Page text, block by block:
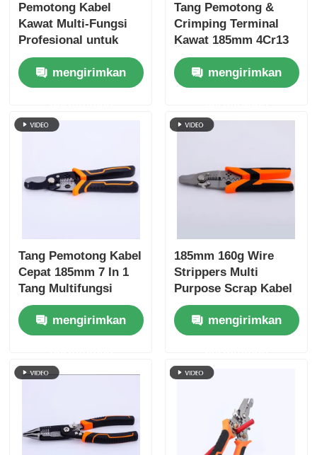
Berita
Quote request suatu
Tang Kombinasi
Tang Hidung Panjang
TANG PEMOTONG AKHIR
Pisau multi-fungsi
Stripper serat optik
Pemotong Kabel
Kawat Multi-Fungsi
Profesional untuk
Pekerjaan Listrik
mengirimkan
Tang Pemotong &
Crimping Terminal
Kawat 185mm 4Cr13
ANSI HRC 51-55
mengirimkan
Tang Pemotong Kabel
Cepat 185mm 7 In 1
Tang Multifungsi
Pemotong Kawat
Pengupas
Penggulung Pemisah
mengirimkan
185mm 160g Wire
Strippers Multi
Purpose Scrap Kabel
Stripping Wire
Cutting Crimping
Winding, Splitting
mengirimkan